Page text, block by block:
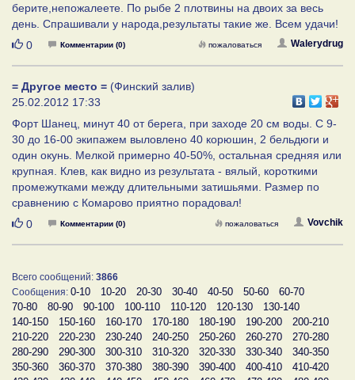
берите,непожалеете. По рыбе 2 плотвины на двоих за весь
день. Спрашивали у народа,результаты такие же. Всем удачи!
Нравится
0 Комментарии (0) Walerydrug
пожаловаться
= Другое место = (Финский залив)
25.02.2012 17:33
Форт Шанец, минут 40 от берега, при заходе 20 см воды. С 9-
30 до 16-00 экипажем выловлено 40 корюшин, 2 бельдюги и
один окунь. Мелкой примерно 40-50%, остальная средняя или
крупная. Клев, как видно из результата - вялый, короткими
промежутками между длительными затишьями. Размер по
сравнению с Комарово приятно порадовал!
Нравится
0 Комментарии (0) Vovchik
пожаловаться
Всего сообщений: 3866
Сообщения: 0-10 10-20 20-30 30-40 40-50 50-60
60-70
70-80
80-90 90-100 100-110 110-120 120-130
130-140
140-150
150-160 160-170 170-180 180-190 190-200
200-210
210-220
220-230 230-240 240-250 250-260 260-270
270-280
280-290
290-300 300-310 310-320 320-330 330-340
340-350
350-360
360-370 370-380 380-390 390-400 400-410
410-420